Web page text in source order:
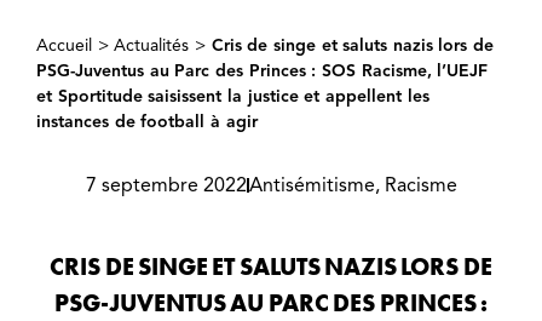
Accueil >Actualités > Cris de singe et saluts nazis lors de
PSG-Juventus au Parc des Princes : SOS Racisme, l’UEJF
et Sportitude saisissent la justice et appellent les
instances de football à agir
7 septembre 2022Antisémitisme, Racisme
CRIS DE SINGE ET SALUTS NAZIS LORS DE
PSG-JUVENTUS AU PARC DES PRINCES :